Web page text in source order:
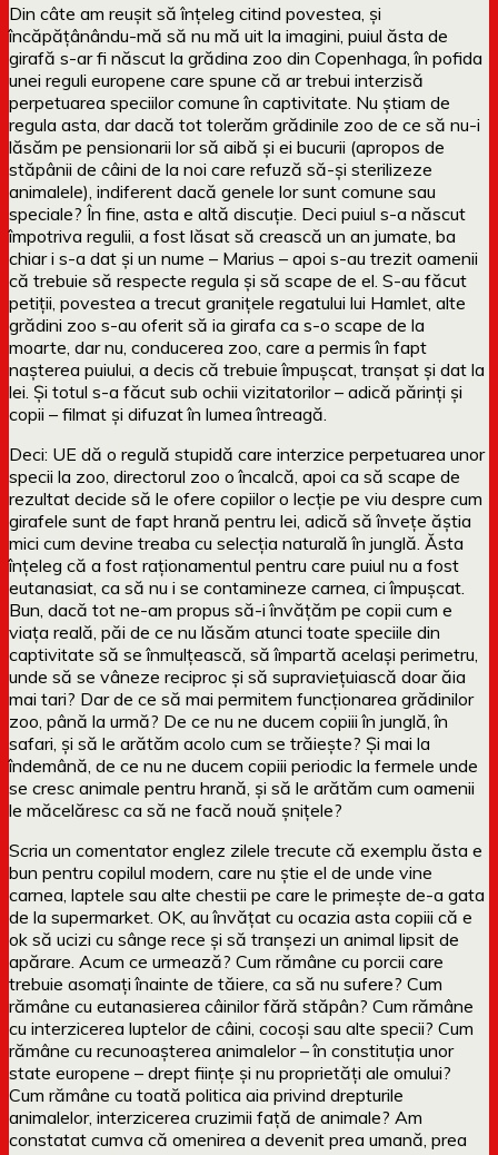
Din câte am reușit să înțeleg citind povestea, și
încăpățânându-mă să nu mă uit la imagini, puiul ăsta de
girafă s-ar fi născut la grădina zoo din Copenhaga, în pofida
unei reguli europene care spune că ar trebui interzisă
perpetuarea speciilor comune în captivitate. Nu știam de
regula asta, dar dacă tot tolerăm grădinile zoo de ce să nu-i
lăsăm pe pensionarii lor să aibă și ei bucurii (apropos de
stăpânii de câini de la noi care refuză să-și sterilizeze
animalele), indiferent dacă genele lor sunt comune sau
speciale? În fine, asta e altă discuție. Deci puiul s-a născut
împotriva regulii, a fost lăsat să crească un an jumate, ba
chiar i s-a dat și un nume – Marius – apoi s-au trezit oamenii
că trebuie să respecte regula și să scape de el. S-au făcut
petiții, povestea a trecut granițele regatului lui Hamlet, alte
grădini zoo s-au oferit să ia girafa ca s-o scape de la
moarte, dar nu, conducerea zoo, care a permis în fapt
nașterea puiului, a decis că trebuie împușcat, tranșat și dat la
lei. Și totul s-a făcut sub ochii vizitatorilor – adică părinți și
copii – filmat și difuzat în lumea întreagă.
Deci: UE dă o regulă stupidă care interzice perpetuarea unor
specii la zoo, directorul zoo o încalcă, apoi ca să scape de
rezultat decide să le ofere copiilor o lecție pe viu despre cum
girafele sunt de fapt hrană pentru lei, adică să învețe ăștia
mici cum devine treaba cu selecția naturală în junglă. Ăsta
înțeleg că a fost raționamentul pentru care puiul nu a fost
eutanasiat, ca să nu i se contamineze carnea, ci împușcat.
Bun, dacă tot ne-am propus să-i învățăm pe copii cum e
viața reală, păi de ce nu lăsăm atunci toate speciile din
captivitate să se înmulțească, să împartă același perimetru,
unde să se vâneze reciproc și să supraviețuiască doar ăia
mai tari? Dar de ce să mai permitem funcționarea grădinilor
zoo, până la urmă? De ce nu ne ducem copiii în junglă, în
safari, și să le arătăm acolo cum se trăiește? Și mai la
îndemână, de ce nu ne ducem copiii periodic la fermele unde
se cresc animale pentru hrană, și să le arătăm cum oamenii
le măcelăresc ca să ne facă nouă șnițele?
Scria un comentator englez zilele trecute că exemplu ăsta e
bun pentru copilul modern, care nu știe el de unde vine
carnea, laptele sau alte chestii pe care le primește de-a gata
de la supermarket. OK, au învățat cu ocazia asta copiii că e
ok să ucizi cu sânge rece și să tranșezi un animal lipsit de
apărare. Acum ce urmează? Cum rămâne cu porcii care
trebuie asomați înainte de tăiere, ca să nu sufere? Cum
rămâne cu eutanasierea câinilor fără stăpân? Cum rămâne
cu interzicerea luptelor de câini, cocoși sau alte specii? Cum
rămâne cu recunoașterea animalelor – în constituția unor
state europene – drept ființe și nu proprietăți ale omului?
Cum rămâne cu toată politica aia privind drepturile
animalelor, interzicerea cruzimii față de animale? Am
constatat cumva că omenirea a devenit prea umană, prea